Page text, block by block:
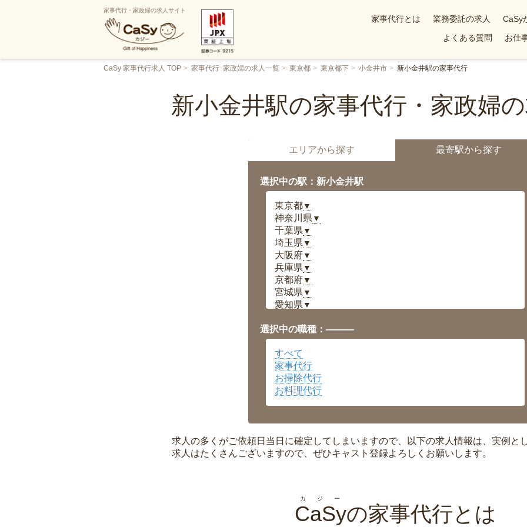
家事代行・家政婦の求人サイト
家事代行とは 業務委託の求人 CaSy
よくある質問
お仕
CaSy 家事代行求人 TOP 家事代行･家政婦の求人一覧 東京都 東京都下 小金井市 新小金井駅の家事代行
新小金井駅の家事代行・家政婦
エリアから探す 最寄駅から探す
選択中の駅：新小金井駅
東京都▼
神奈川県 ▼
千葉県 ▼
埼玉県 ▼
大阪府▼
兵庫県 ▼
京都府▼
宮城県 ▼
愛知県 ▼
岡山県▼
広島県▼
沖縄県
選択中の職種：———
すべて
家事代行
お掃除代行
お料理代行
求人の多くがご依頼日当日に確定してしまいますので、以下の求人情報は、実例と
求人はたくさんございますので、ぜひキャスト登録よろしくお願いします。
CaSy
カジー
の家事代行とは